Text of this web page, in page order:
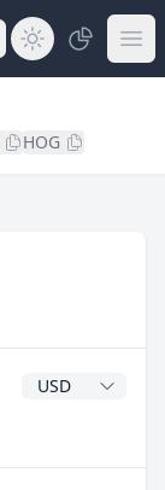
HOG
Divisa del